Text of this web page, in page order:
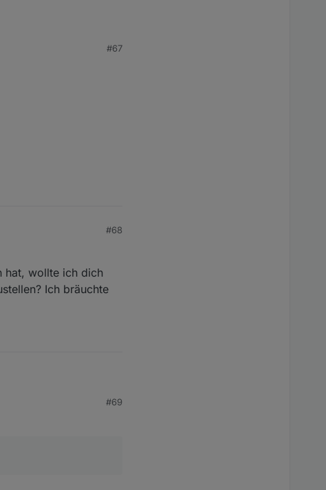
#67
#68
hat, wollte ich dich
Ich bräuchte
wollte ich dich mich
bräuchte jene um
#69